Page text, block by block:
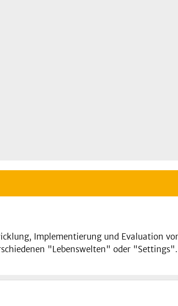
Implementierung und Evaluation
"Lebenswelten" oder "Settings".